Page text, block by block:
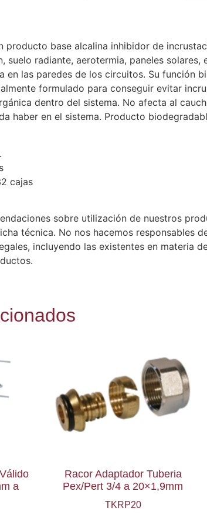
producto base alcalina inhibidor de
suelo radiante, aerotermia, paneles
en las paredes de los circuitos. Su función
formulado para conseguir evitar
dentro del sistema. No afecta al
haber en el sistema. Producto
cajas
sobre utilización de nuestros
técnica. No nos hacemos responsables
incluyendo las existentes en materia
a
Racor Adaptador Tuberia
Pex/Pert 3/4 a 20×1,9mm
TKRP20